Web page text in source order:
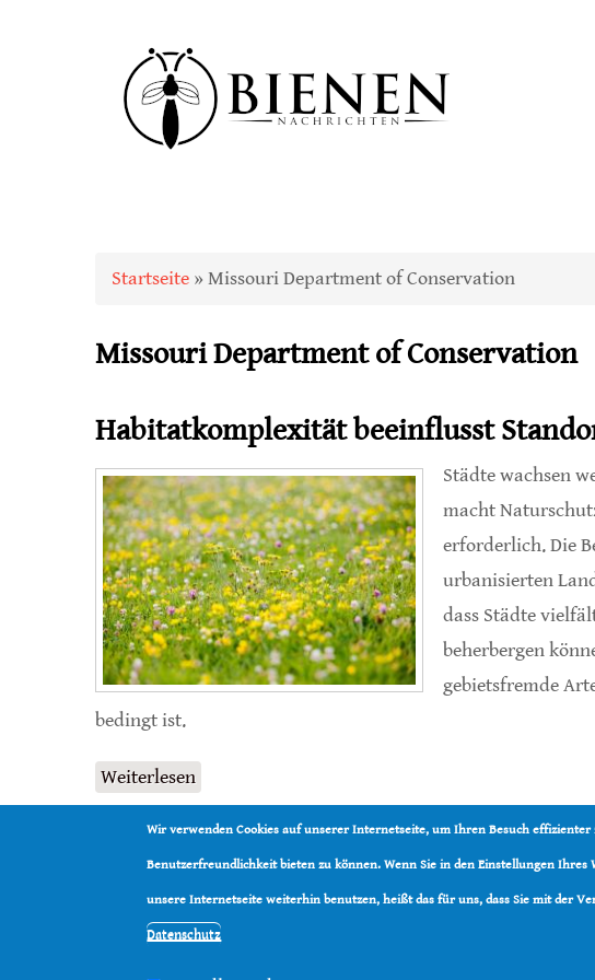
Sie sind hier
Startseite » Missouri Department of Conservation
Missouri Department of Conservation
Habitatkomplexität beeinflusst
Städte wachsen
macht
erforderlich. Die
urbanisierten
dass Städte
beherbergen
gebietsfremde
bedingt ist.
Weiterlesen über Habitatkomplexität beeinflusst
Wir verwenden Cookies auf unserer Internetseite, um Ihren Besuch
Benutzerfreundlichkeit bieten zu können. Wenn Sie in den Einstellungen Ihres
unsere Internetseite weiterhin benutzen, heißt das für uns, dass Sie mit der
Datenschutz